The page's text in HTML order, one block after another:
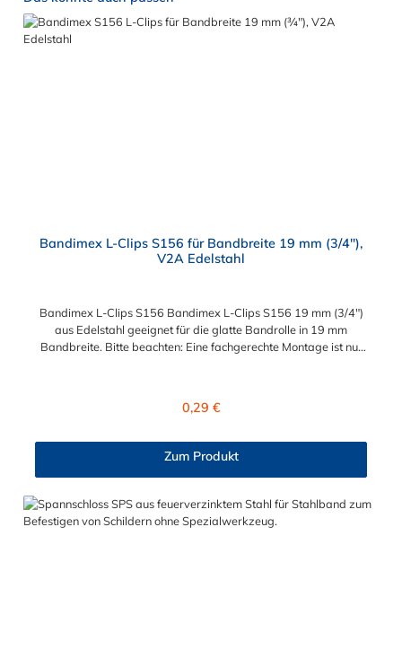
Bandimex L-Clips S156 für Bandbreite 19 mm (3/4"),
V2A Edelstahl
Bandimex L-Clips S156 Bandimex L-Clips S156 19 mm (3/4")
aus Edelstahl geeignet für die glatte Bandrolle in 19 mm
Bandbreite. Bitte beachten: Eine fachgerechte Montage ist nur
Regulärer Preis:
0,29 €
Zum Produkt